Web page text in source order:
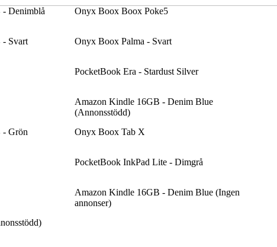
- Denimblå
Onyx Boox Boox Poke5
- Svart
Onyx Boox Palma - Svart
PocketBook Era - Stardust Silver
Amazon Kindle 16GB - Denim Blue
(Annonsstödd)
- Grön
Onyx Boox Tab X
PocketBook InkPad Lite - Dimgrå
Amazon Kindle 16GB - Denim Blue (Ingen
annonser)